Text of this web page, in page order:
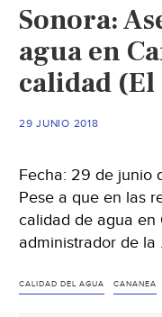
Sonora:
agua en
calidad
29 JUNIO 2018
Fecha: 29 de junio
Pese a que en las
calidad de agua en
administrador de la
CALIDAD DEL AGUA CANANEA